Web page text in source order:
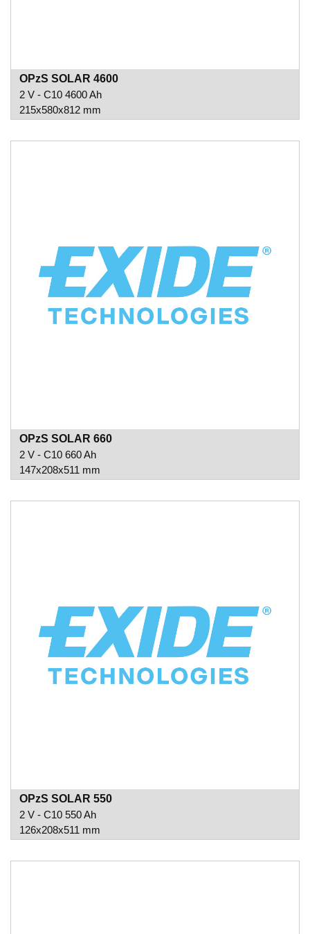
OPzS SOLAR 4600
2 V - C10 4600 Ah
215x580x812 mm
OPzS SOLAR 660
2 V - C10 660 Ah
147x208x511 mm
OPzS SOLAR 550
2 V - C10 550 Ah
126x208x511 mm